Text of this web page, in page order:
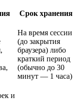
Срок хранения
На время сессии
(до закрытия
браузера) либо
краткий период
(обычно до 30
минут — 1 часа)
и